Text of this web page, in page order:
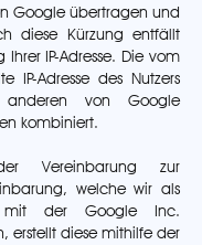
Google übertragen und
diese Kürzung entfällt
Ihrer IP-Adresse. Die vom
IP-Adresse des Nutzers
von Google
kombiniert.
Vereinbarung zur
welche wir als
mit der Google Inc.
erstellt diese mithilfe der